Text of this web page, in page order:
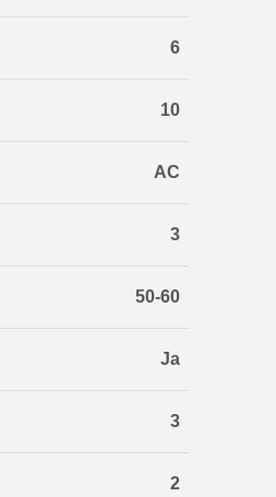
6
10
AC
3
50-60
Ja
3
2